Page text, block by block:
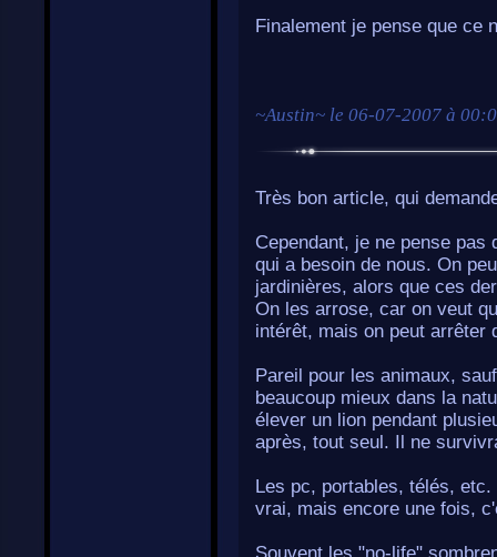
Finalement je pense que ce
~Austin~ le 06-07-2007 à
Très bon article, qui
Cependant, je ne pense
qui a besoin de nous. On
jardinières, alors que ces
On les arrose, car on veut
intérêt, mais on peut arrêter
Pareil pour les animaux,
beaucoup mieux dans la
élever un lion pendant
après, tout seul. Il ne
Les pc, portables, télés,
vrai, mais encore une fois,